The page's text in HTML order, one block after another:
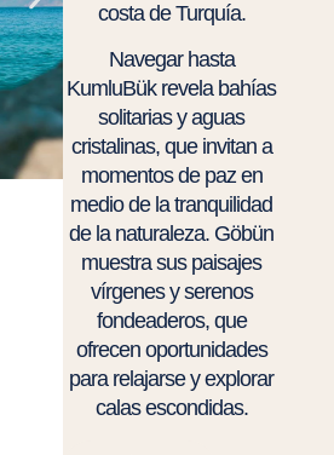
costa de Turquía.
Navegar hasta
KumluBük revela bahías
solitarias y aguas
cristalinas, que invitan a
momentos de paz en
medio de la tranquilidad
de la naturaleza. Göbün
muestra sus paisajes
vírgenes y serenos
fondeaderos, que
ofrecen oportunidades
para relajarse y explorar
calas escondidas.